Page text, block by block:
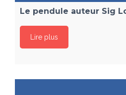
Le pendule auteur Sig
Lire plus